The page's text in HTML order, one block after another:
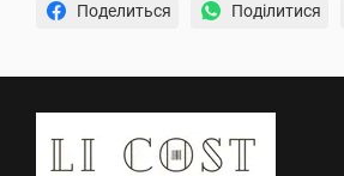
Поделиться Поділитися